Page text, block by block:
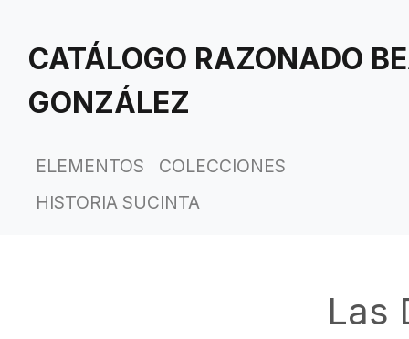
contenido
CATÁLOGO RAZONADO
GONZÁLEZ
ELEMENTOS
COLECCIONES
HISTORIA SUCINTA
Las